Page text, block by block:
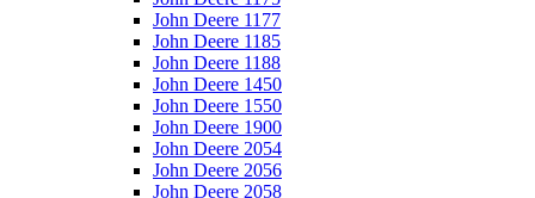
John Deere 1177
John Deere 1185
John Deere 1188
John Deere 1450
John Deere 1550
John Deere 1900
John Deere 2054
John Deere 2056
John Deere 2058